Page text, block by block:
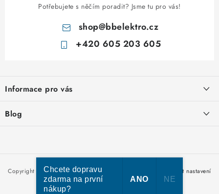
Potřebujete s něčím poradit? Jsme tu pro vás!
shop@bbelektro.cz
+420 605 203 605
p
a
Informace pro vás
Otevírací doba výdejny
Blog
Nakupujte u nás hned a zaplaťte později – nově přijímáme Skip
Pay
Copyright 2026bbelektro.cz. Všechna práva vyhrazena.
Upravit nastavení
cookies
Chcete dopravu
zdarma na první
nákup?
ANO NE